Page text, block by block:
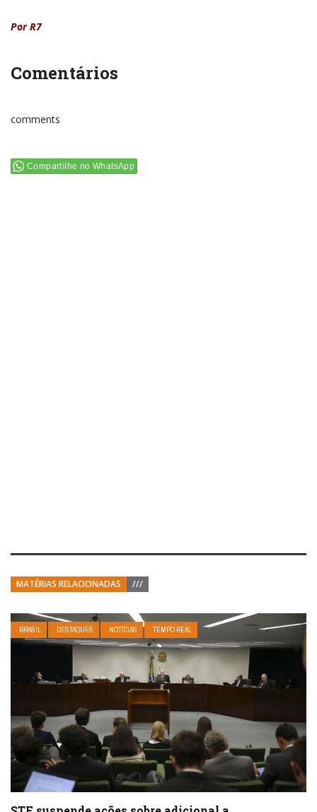
Por R7
Comentários
comments
Compartilhe no WhatsApp
MATÉRIAS RELACIONADAS ///
BRASIL DESTAQUES NOTÍCIAS TEMPO REAL